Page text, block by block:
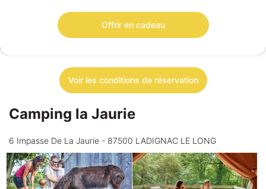
Offrir en cadeau
Voir les conditions de réservation
Camping la Jaurie
6 Impasse De La Jaurie - 87500 LADIGNAC LE LONG